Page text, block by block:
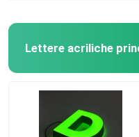
Lettere acriliche